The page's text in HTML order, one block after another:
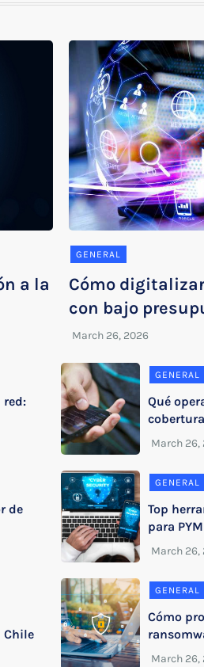
a la
GENERAL
Cómo
con bajo
red:
GENERAL
Qué
de
GENERAL
Top
para
Chile
GENERAL
Cómo